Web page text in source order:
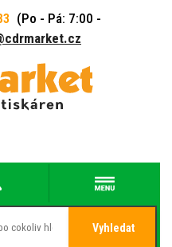
(Po - Pá: 7:00 -
Vyhledat